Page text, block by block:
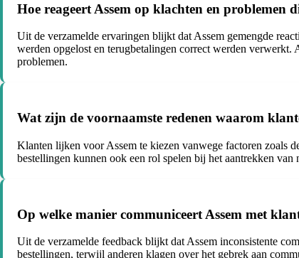
Hoe reageert Assem op klachten en problemen
Uit de verzamelde ervaringen blijkt dat Assem gemengde
werden opgelost en terugbetalingen correct werden
problemen.
Wat zijn de voornaamste redenen waarom
Klanten lijken voor Assem te kiezen vanwege factoren zoals
bestellingen kunnen ook een rol spelen bij het aantrekken van
Op welke manier communiceert Assem met
Uit de verzamelde feedback blijkt dat Assem inconsistente
bestellingen, terwijl anderen klagen over het gebrek aan